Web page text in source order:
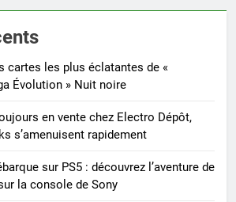
cartes les plus éclatantes de «
Évolution » Nuit noire
en vente chez Electro Dépôt,
s’amenuisent rapidement
sur PS5 : découvrez l’aventure de
la console de Sony